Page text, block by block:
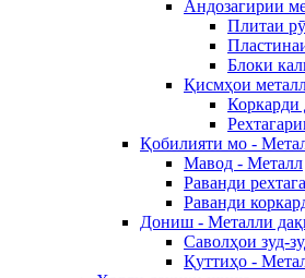
Андозагирии
Плитаи
Блоки
Қисмҳои
Коркарди
Қобилияти мо -
Мавод - Металл
Раванди
Раванди
Дониш - Металли
Саволҳои зуд-
Қуттиҳо -